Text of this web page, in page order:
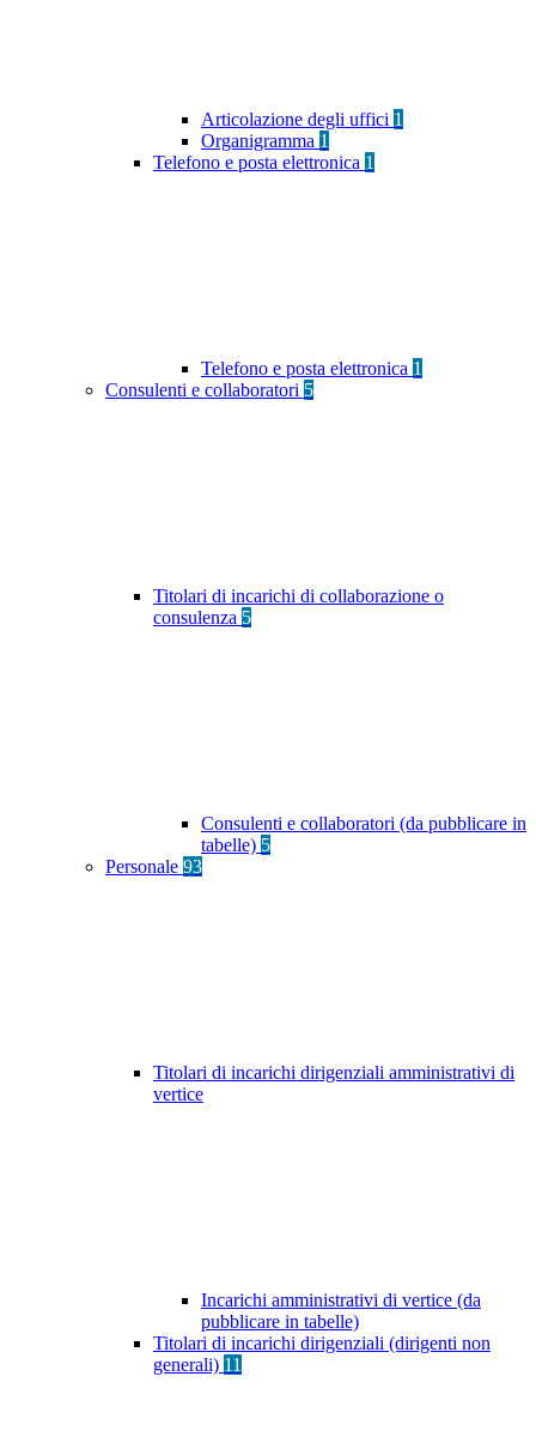
Articolazione degli uffici 1
Organigramma 1
Telefono e posta elettronica 1
Telefono e posta elettronica 1
Consulenti e collaboratori 5
Titolari di incarichi di collaborazione o
consulenza 5
Consulenti e collaboratori (da pubblicare in
tabelle) 5
Personale 93
Titolari di incarichi dirigenziali amministrativi di
vertice
Incarichi amministrativi di vertice (da
pubblicare in tabelle)
Titolari di incarichi dirigenziali (dirigenti non
generali) 11